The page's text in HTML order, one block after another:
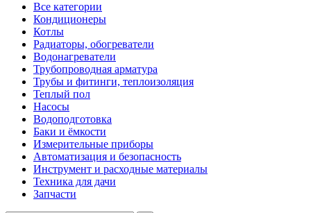
Все категории
Кондиционеры
Котлы
Радиаторы, обогреватели
Водонагреватели
Трубопроводная арматура
Трубы и фитинги, теплоизоляция
Теплый пол
Насосы
Водоподготовка
Баки и ёмкости
Измерительные приборы
Автоматизация и безопасность
Инструмент и расходные материалы
Техника для дачи
Запчасти